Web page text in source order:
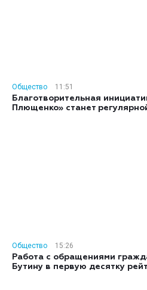
Общество
11:51
Благотворительная
Плющенко» станет
Общество
15:26
Работа с обращениями
Бутину в первую десятку